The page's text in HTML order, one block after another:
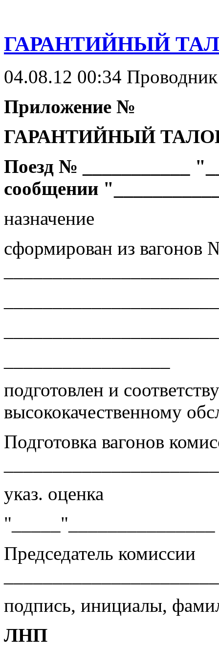
ГАРАНТИЙНЫЙ
04.08.12 00:34
Приложение №
ГАРАНТИЙНЫЙ
Поезд № ___________
сообщении
назначение
сформирован из вагонов
подготовлен и
высококачественному
Подготовка вагонов
указ. оценка
"_____"_______________
Председатель комиссии
подпись, инициалы,
ЛНП